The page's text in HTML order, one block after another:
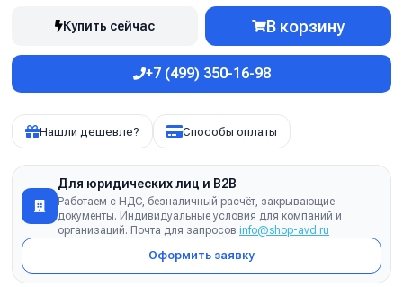
Купить сейчас В корзину
+7 (499) 350-16-98
Нашли дешевле? Способы оплаты
Для юридических лиц и B2B
Работаем с НДС, безналичный расчёт, закрывающие
документы. Индивидуальные условия для компаний и
организаций. Почта для запросов info@shop-avd.ru
Оформить заявку